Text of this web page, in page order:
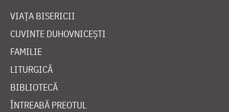
VIAȚA BISERICII
CUVINTE DUHOVNICEȘTI
FAMILIE
LITURGICĂ
BIBLIOTECĂ
ÎNTREABĂ PREOTUL